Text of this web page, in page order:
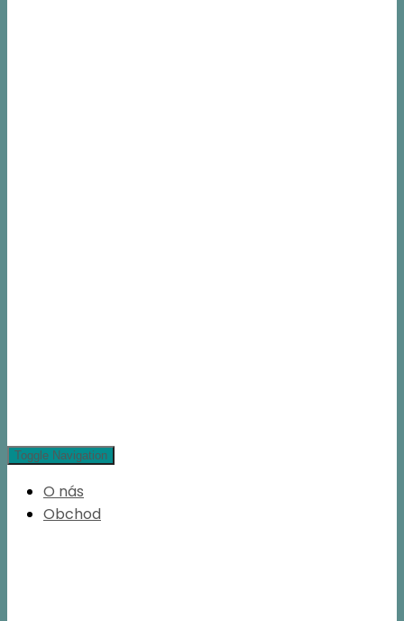
Toggle Navigation
O nás
Obchod